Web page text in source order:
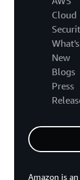
Cloud
What's
New
Blogs
Press
Amazon is